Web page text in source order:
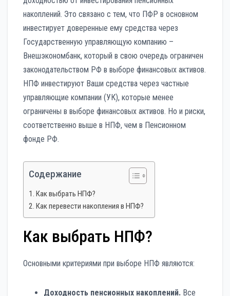
накоплений. Это связано с тем, что ПФР в основном
инвестирует доверенные ему средства через
Государственную управляющую компанию –
Внешэкономбанк, который в свою очередь ограничен
законодательством РФ в выборе финансовых активов.
НПФ инвестируют Ваши средства через частные
управляющие компании (УК), которые менее
ограничены в выборе финансовых активов. Но и риски,
соответственно выше в НПФ, чем в Пенсионном
фонде РФ.
Содержание
Как выбрать НПФ?
Как перевести накопления в НПФ?
Как выбрать НПФ?
Основными критериями при выборе НПФ являются:
Доходность пенсионных накоплений. Все